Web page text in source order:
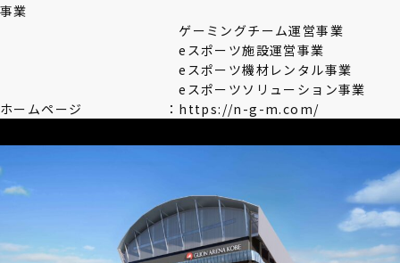
事業
ゲーミングチーム運営事業
eスポーツ施設運営事業
eスポーツ機材レンタル事業
eスポーツソリューション事業
ホームページ ：https://n-g-m.com/